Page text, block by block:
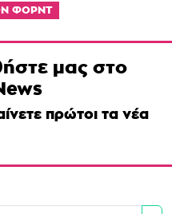
ΦΟΡΝΤ
μας στο
πρώτοι τα νέα